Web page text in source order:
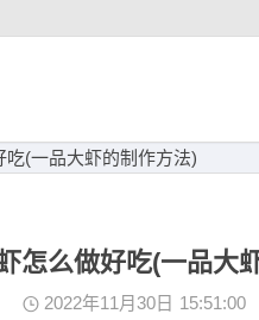
吃(一品大虾的制作方法)
怎么做好吃(一品大
2022年11月30日 15:51:00